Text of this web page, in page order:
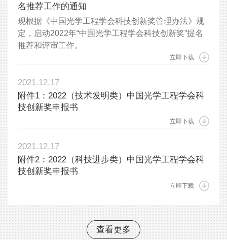
名推荐工作的通知
现根据《中国光学工程学会科技创新奖管理办法》规
定，启动2022年“中国光学工程学会科技创新奖”提名
推荐和评审工作。
立即下载
2021.12.17
附件1：2022（技术发明类）中国光学工程学会科
技创新奖申报书
立即下载
2021.12.17
附件2：2022（科技进步类）中国光学工程学会科
技创新奖申报书
立即下载
查看更多